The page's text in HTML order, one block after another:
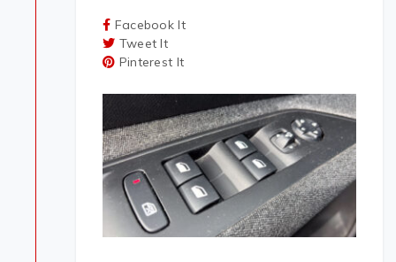
Facebook It
Tweet It
Pinterest It